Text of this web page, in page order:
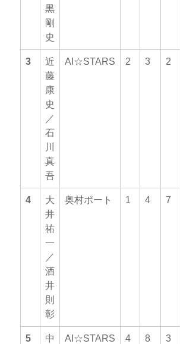
黒
剛
史
3
近
藤
康
史
／
石
川
真
吾
AI☆STARS 2 3 2
4
大
井
祐
一
／
酒
井
則
彰
奥村ポート 1 4 7
5
中
AI☆STARS 4 8 3